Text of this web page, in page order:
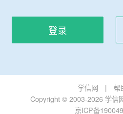
登录
学信网 | 帮
Copyright © 2003-2026 学信
京ICP备